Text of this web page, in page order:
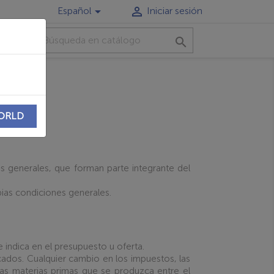
Español  Iniciar sesión

generales, que forman parte integrante del
condiciones generales.
en el presupuesto u oferta.
Cualquier cambio en los impuestos, las
materias primas que se produzca entre el